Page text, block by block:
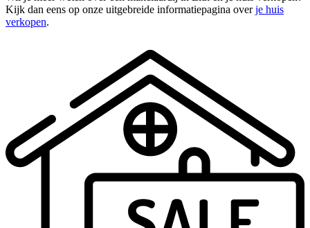
Kijk dan eens op onze uitgebreide informatiepagina overje huis
verkopen.